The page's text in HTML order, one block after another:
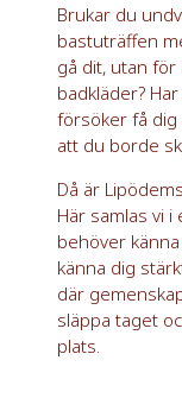
Brukar du
bastuträffen
gå dit, utan
badkläder?
försöker få
att du borde
Då är
Här samlas vi
behöver
känna dig
där
släppa taget
plats.